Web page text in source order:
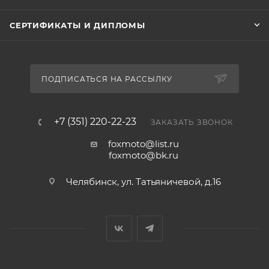
СЕРТИФИКАТЫ И ДИПЛОМЫ
ПОДПИСАТЬСЯ НА РАССЫЛКУ
+7 (351) 220-22-23 ЗАКАЗАТЬ ЗВОНОК
foxmoto@list.ru
foxmoto@bk.ru
Челябинск, ул. Татьяничевой, д.16